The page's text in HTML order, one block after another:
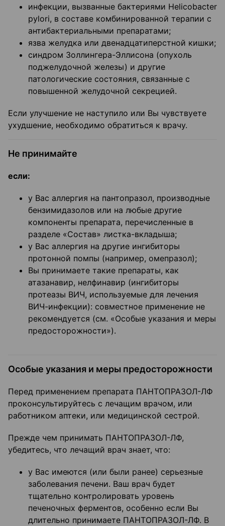
инфекции, вызванные бактериями Helicobacter
pylori, в составе комбинированной терапии с
антибактериальными препаратами;
язва желудка или двенадцатиперстной кишки;
синдром Золлингера-Эллисона (опухоль
поджелудочной железы) и другие
патологические состояния, связанные с
повышенной желудочной секрецией.
Если улучшение не наступило или Вы чувствуете
ухудшение, необходимо обратиться к врачу.
Не принимайте
если:
у Вас аллергия на пантопразол, производные
бензимидазолов или на любые другие
компоненты препарата, перечисленные в
разделе «Состав» листка-вкладыша;
у Вас аллергия на другие ингибиторы
протонной помпы (например, омепразол);
Вы принимаете такие препараты, как
атазанавир, нелфинавир (ингибиторы
протеазы ВИЧ, используемые для лечения
ВИЧ-инфекции): совместное применение не
рекомендуется (см. «Особые указания и меры
предосторожности»).
Особые указания и меры предосторожности
Перед применением препарата ПАНТОПРАЗОЛ-ЛФ
проконсультируйтесь с лечащим врачом, или
работником аптеки, или медицинской сестрой.
Прежде чем принимать ПАНТОПРАЗОЛ-ЛФ,
убедитесь, что лечащий врач знает, что:
у Вас имеются (или были ранее) серьезные
заболевания печени. Ваш врач будет
тщательно контролировать уровень
печеночных ферментов, особенно если Вы
длительно принимаете ПАНТОПРАЗОЛ-ЛФ. В